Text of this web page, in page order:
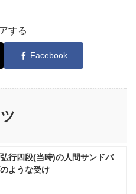
する
Facebook
行四段(当時)の人間サンドバ
ような受け